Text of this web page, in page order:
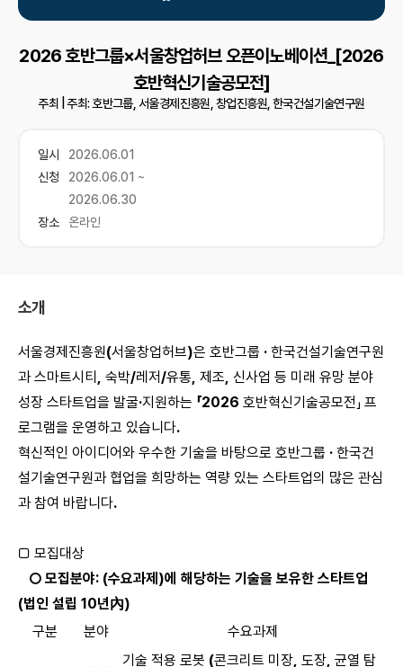
2026 호반그룹×서울창업허브 오픈이노베이션_[2026
호반혁신기술공모전]
주최 |주최: 호반그룹, 서울경제진흥원, 창업진흥원, 한국건설기술연구원
일시
2026.06.01
신청
2026.06.01 ~
2026.06.30
장소
온라인
소개
서울경제진흥원(서울창업허브)은 호반그룹 · 한국건설기술연구원
과 스마트시티 , 숙박/레저/유통, 제조, 신사업 등 미래 유망 분야
성장 스타트업을 발굴·지원하는 「2026 호반혁신기술공모전」 프
로그램을 운영하고 있습니다.
혁신적인 아이디어와 우수한 기술을 바탕으로 호반그룹 · 한국건
설기술연구원과 협업을 희망하는 역량 있는 스타트업의 많은 관심
과 참여 바랍니다.
□ 모집대상
○ 모집분야: (수요과제)에 해당하는 기술을 보유한 스타트업
(법인 설립 10년內)
구분
분야 수요과제
기술 적용 로봇 (콘크리트 미장, 도장, 균열 탐